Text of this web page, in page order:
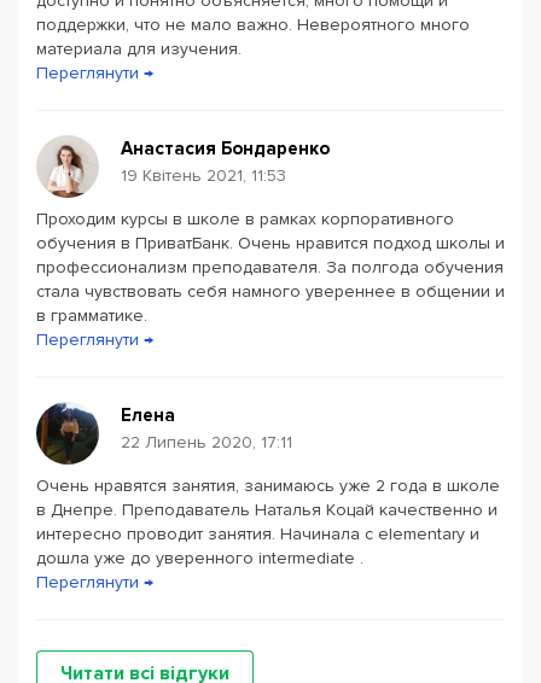
поддержки, что не мало важно. Невероятного много
материала для изучения.
Переглянути →
Анастасия Бондаренко
19 Квітень 2021, 11:53
Проходим курсы в школе в рамках корпоративного
обучения в ПриватБанк. Очень нравится подход школы и
профессионализм преподавателя. За полгода обучения
стала чувствовать себя намного увереннее в общении и
в грамматике.
Переглянути →
Елена
22 Липень 2020, 17:11
Очень нравятся занятия, занимаюсь уже 2 года в школе
в Днепре. Преподаватель Наталья Коцай качественно и
интересно проводит занятия. Начинала с elementary и
дошла уже до уверенного intermediate .
Переглянути →
Читати всі відгуки